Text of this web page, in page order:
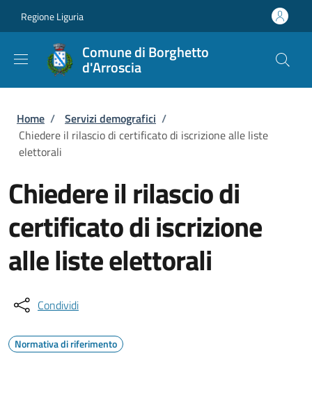
Regione Liguria
Comune di Borghetto
d'Arroscia
Briciole di pane
Home / Servizi demografici /
Chiedere il rilascio di certificato di iscrizione alle liste
elettorali
Chiedere il rilascio di
certificato di iscrizione
alle liste elettorali
Condividi
Normativa di riferimento